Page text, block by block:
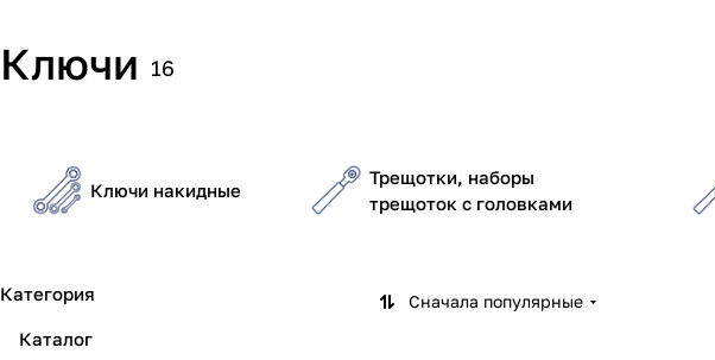
Ключи 16
Ключи накидные
Трещотки, наборы
трещоток с головками
Сначала популярные
Категория
Каталог